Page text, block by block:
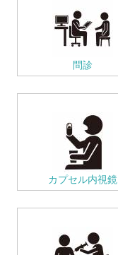
問診
カプセル内視鏡